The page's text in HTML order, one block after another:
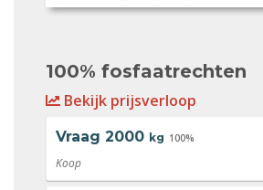
100% fosfaatrechten
Bekijk prijsverloop
Vraag 2000 kg 100%
Koop